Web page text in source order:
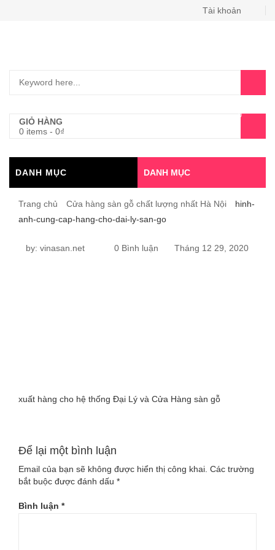
Tài khoản
GIỎ HÀNG
0 items - 0₫
0
DANH MỤC DANH MỤC
Trang chủ Cửa hàng sàn gỗ chất lượng nhất Hà Nội
hinh-
anh-cung-cap-hang-cho-dai-ly-san-go
HINH-
DAI-
SAN-
GO
by: vinasan.net 0 Bình luận Tháng 12 29, 2020
xuất hàng cho hệ thống Đại Lý và Cửa Hàng sàn gỗ
Để lại một bình luận
Email của bạn sẽ không được hiển thị công khai. Các trường
bắt buộc được đánh dấu *
Bình luận *